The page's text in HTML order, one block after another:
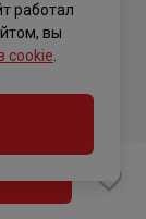
работал
вы
cookie